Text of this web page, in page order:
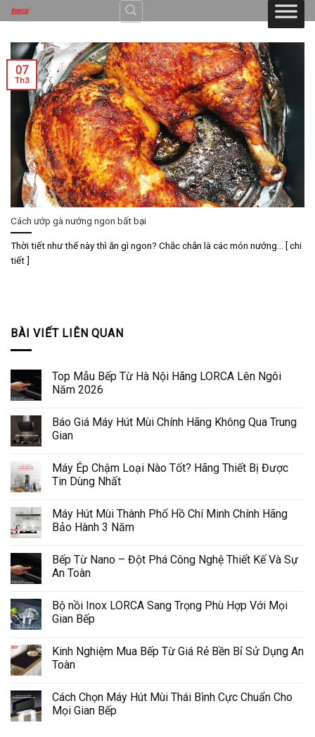
Skip
to
content
Cách ướp gà nướng ngon bất bại
Thời tiết như thế này thì ăn gì ngon? Chắc chắn là các món nướng... [ chi
tiết ]
07
Th3
BÀI VIẾT LIÊN QUAN
Top Mẫu Bếp Từ Hà Nội Hãng LORCA Lên Ngôi
Năm 2026
Báo Giá Máy Hút Mùi Chính Hãng Không Qua Trung
Gian
Máy Ép Chậm Loại Nào Tốt? Hãng Thiết Bị Được
Tin Dùng Nhất
Máy Hút Mùi Thành Phố Hồ Chí Minh Chính Hãng
Bảo Hành 3 Năm
Bếp Từ Nano – Đột Phá Công Nghệ Thiết Kế Và Sự
An Toàn
Bộ nồi Inox LORCA Sang Trọng Phù Hợp Với Mọi
Gian Bếp
Kinh Nghiệm Mua Bếp Từ Giá Rẻ Bền Bỉ Sử Dụng An
Toàn
Cách Chọn Máy Hút Mùi Thái Bình Cực Chuẩn Cho
Mọi Gian Bếp